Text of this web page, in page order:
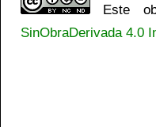
Este
SinObraDerivada 4.0